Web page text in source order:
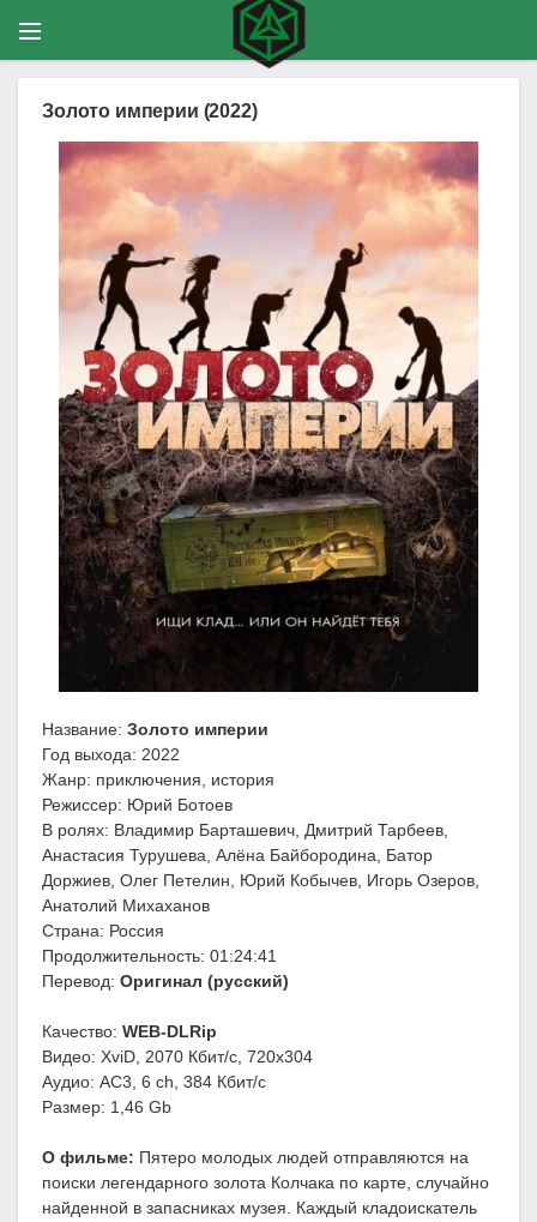
Золото империи (2022)
Название: Золото империи
Год выхода: 2022
Жанр: приключения, история
Режиссер: Юрий Ботоев
В ролях: Владимир Барташевич, Дмитрий Тарбеев,
Анастасия Турушева, Алёна Байбородина, Батор
Доржиев, Олег Петелин, Юрий Кобычев, Игорь Озеров,
Анатолий Михаханов
Страна: Россия
Продолжительность: 01:24:41
Перевод: Оригинал (русский)
Качество: WEB-DLRip
Видео: XviD, 2070 Кбит/с, 720x304
Аудио: AC3, 6 ch, 384 Кбит/с
Размер: 1,46 Gb
О фильме: Пятеро молодых людей отправляются на
поиски легендарного золота Колчака по карте, случайно
найденной в запасниках музея. Каждый кладоискатель